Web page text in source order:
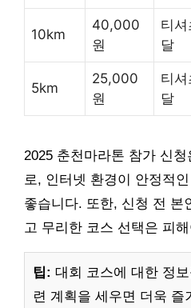
10km
40,000
원
티
달
5km
25,000
원
티
달
2025 춘천마라톤 참가 신
로, 인터넷 환경이 안정적
좋습니다. 또한, 신청 전 본
고 무리한 코스 선택은 피
팁: 대회 코스에 대한 정
련 계획을 세우면 더욱 즐